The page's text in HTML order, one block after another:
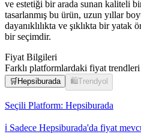
ve estetiği bir arada sunan kaliteli
tasarlanmış bu ürün, uzun yıllar
dayanıklılıkta ve şıklıkta bir yatak
bir seçimdir.
Fiyat Bilgileri
Farklı platformlardaki fiyat trendleri
🛒 Hepsiburada 🛍️Trendyol
Seçili Platform: Hepsiburada
ℹ️ Sadece Hepsiburada'da fiyat